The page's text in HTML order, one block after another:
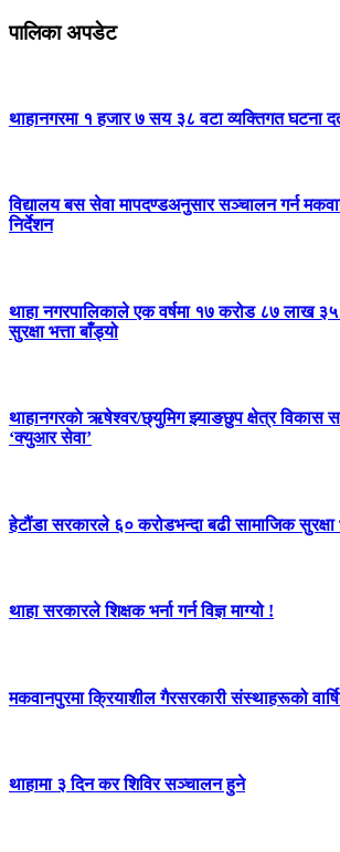
पालिका अपडेट
थाहानगरमा १ हजार ७ सय ३८ वटा व्यक्तिगत घटना
विद्यालय बस सेवा मापदण्डअनुसार सञ्चालन गर्न
निर्देशन
थाहा नगरपालिकाले एक वर्षमा १७ करोड ८७ लाख
सुरक्षा भत्ता बाँड्यो
थाहानगरकाे ऋषेश्वर/छ्युमिग झ्याङछुप क्षेत्र विकास
‘क्युआर सेवा’
हेटौंडा सरकारले ६० करोडभन्दा बढी सामाजिक सुरक्षा
थाहा सरकारले शिक्षक भर्ना गर्न विज्ञ माग्यो !
मकवानपुरमा क्रियाशील गैरसरकारी संस्थाहरूको
थाहामा ३ दिन कर शिविर सञ्चालन हुने